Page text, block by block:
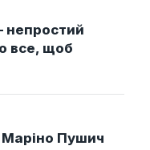
непростий
все, щоб
Маріно Пушич